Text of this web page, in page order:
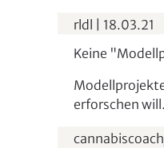
rldl
18.03.21
Keine
erforschen